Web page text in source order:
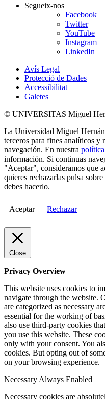
Segueix-nos
Facebook
Twitter
YouTube
Instagram
LinkedIn
Avís Legal
Protecció de Dades
Accessibilitat
Galetes
© UNIVERSITAS Miguel
La Universidad Miguel
terceros para fines analíticos y
navegación. En nuestra
información. Si continuas
"Aceptar", consideramos que
quieres rechazarlas pulsa
debes hacerlo.
Aceptar Rechazar
Close
Privacy Overview
This website uses cookies to
navigate through the website.
are categorized as necessary
essential for the working of
also use third-party cookies
you use this website. These
only with your consent. You
cookies. But opting out of
on your browsing experience.
Necessary Always Enabled
Necessary cookies are